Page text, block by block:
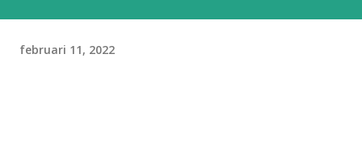
februari 11, 2022